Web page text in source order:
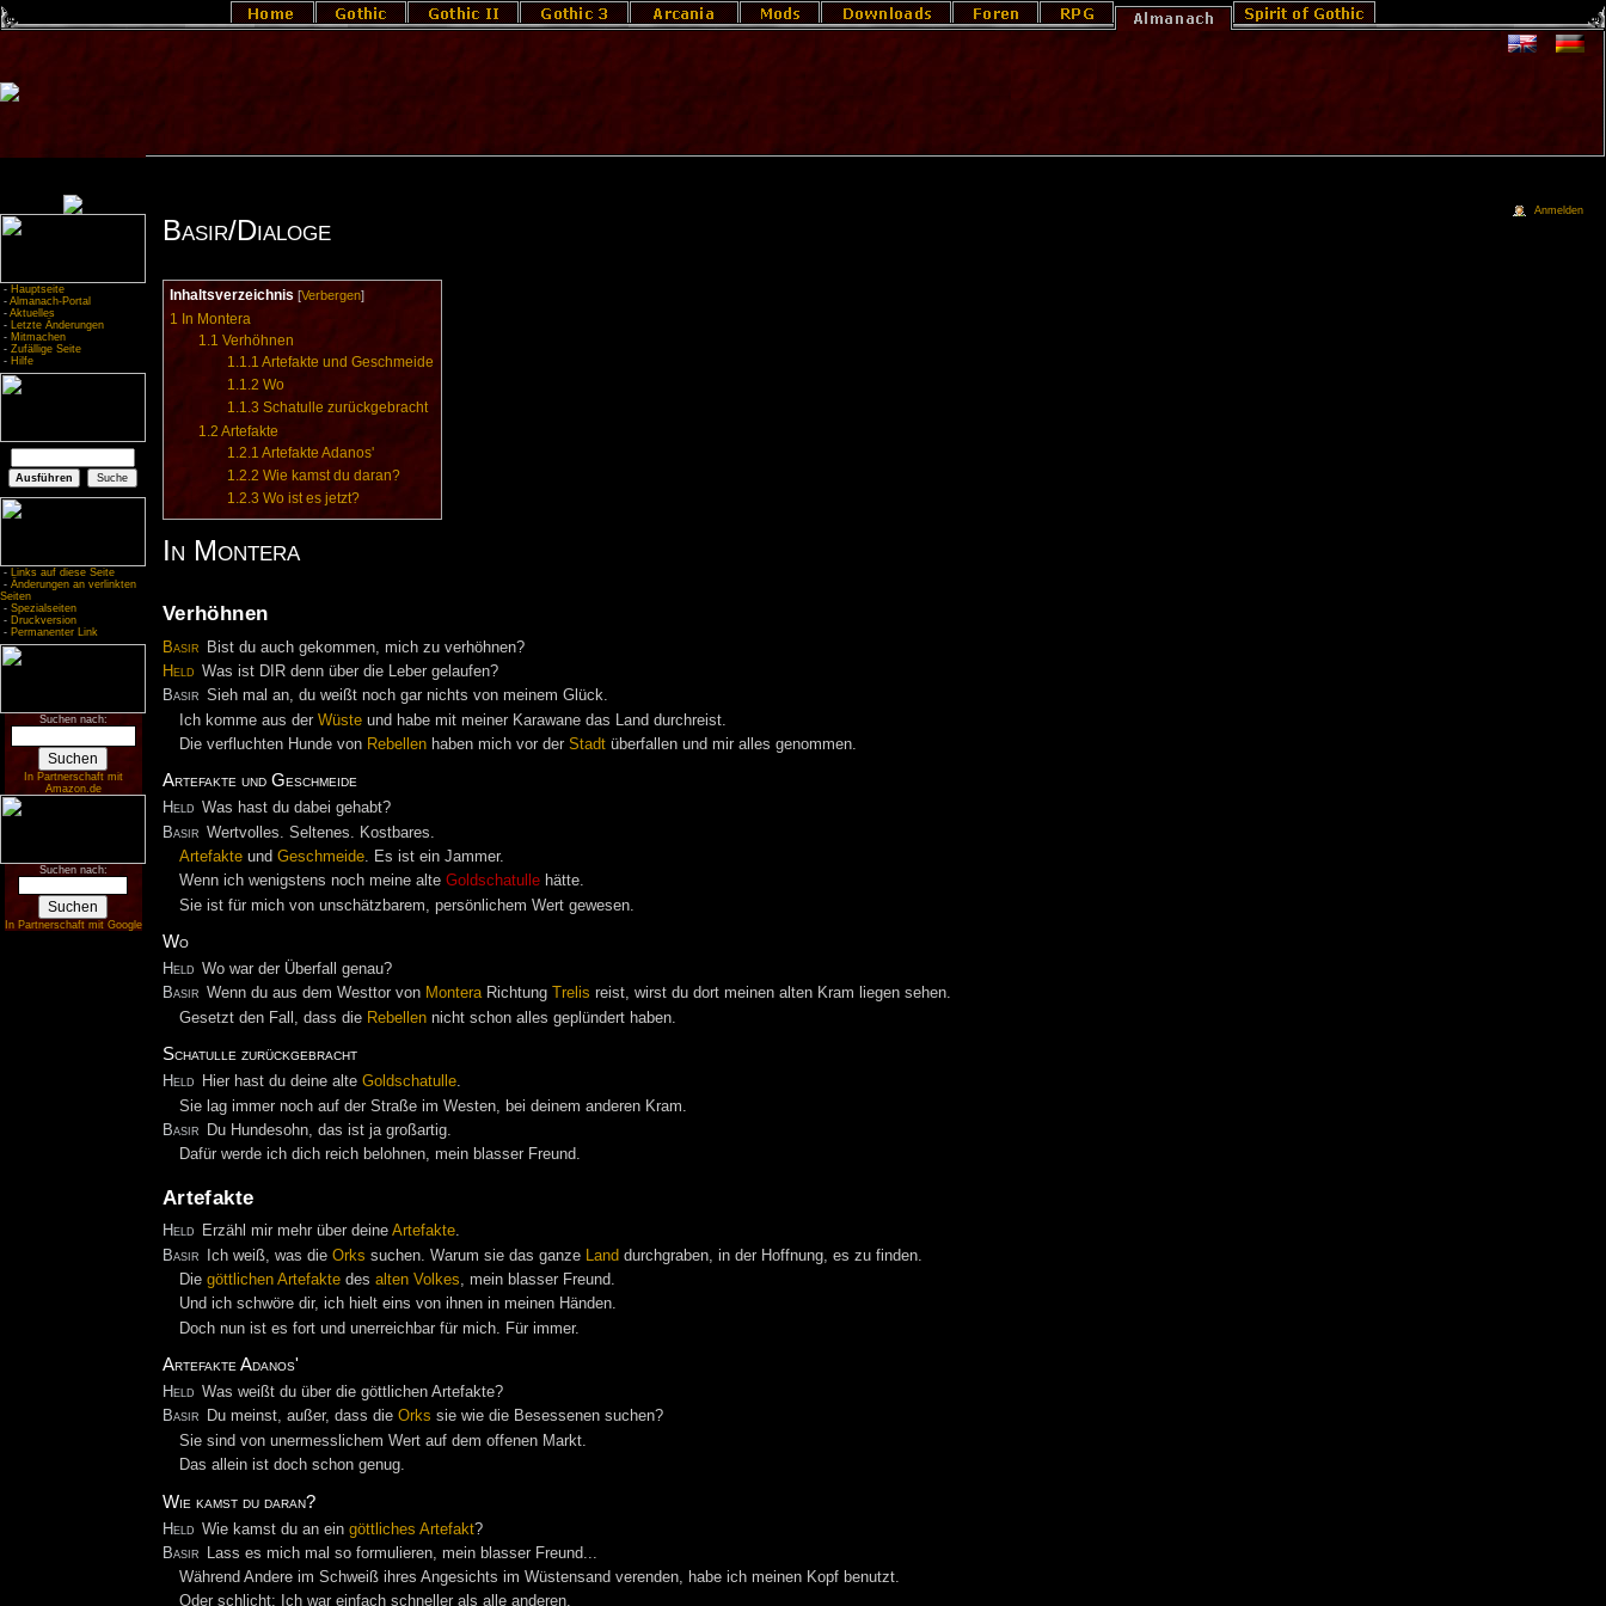
- Hauptseite
- Almanach-Portal
- Aktuelles
- Letzte Änderungen
- Mitmachen
- Zufällige Seite
- Hilfe
- Links auf diese Seite
- Änderungen an verlinkten
Seiten
- Spezialseiten
- Druckversion
- Permanenter Link
Suchen nach:
In Partnerschaft mit
Amazon.de
Suchen nach:
In Partnerschaft mit Google
Basir/Dialoge
Inhaltsverzeichnis [Verbergen]
1 In Montera
1.1 Verhöhnen
1.1.1 Artefakte und Geschmeide
1.1.2 Wo
1.1.3 Schatulle zurückgebracht
1.2 Artefakte
1.2.1 Artefakte Adanos'
1.2.2 Wie kamst du daran?
1.2.3 Wo ist es jetzt?
In Montera
Verhöhnen
Basir
Bist du auch gekommen, mich zu verhöhnen?
Held Was ist DIR denn über die Leber gelaufen?
Basir Sieh mal an, du weißt noch gar nichts von meinem Glück.
Ich komme aus der Wüsteund habe mit meiner Karawane das Land durchreist.
Die verfluchten Hunde von Rebellenhaben mich vor der Stadtüberfallen und mir alles genommen.
Artefakte und Geschmeide
Held Was hast du dabei gehabt?
Basir Wertvolles. Seltenes. Kostbares.
Artefakteund Geschmeide. Es ist ein Jammer.
Wenn ich wenigstens noch meine alte Goldschatullehätte.
Sie ist für mich von unschätzbarem, persönlichem Wert gewesen.
Wo
Held Wo war der Überfall genau?
Basir Wenn du aus dem Westtor von MonteraRichtung Trelis reist, wirst du dort meinen alten Kram liegen sehen.
Gesetzt den Fall, dass die Rebellennicht schon alles geplündert haben.
Schatulle zurückgebracht
Held Hier hast du deine alteGoldschatulle.
Sie lag immer noch auf der Straße im Westen, bei deinem anderen Kram.
Basir
Du Hundesohn, das ist ja großartig.
Dafür werde ich dich reich belohnen, mein blasser Freund.
Artefakte
Held Erzähl mir mehr über deineArtefakte.
Basir
Ich weiß, was dieOrks suchen. Warum sie das ganze Land durchgraben, in der Hoffnung, es zu finden.
Die göttlichen Artefaktedes alten Volkes, mein blasser Freund.
Und ich schwöre dir, ich hielt eins von ihnen in meinen Händen.
Doch nun ist es fort und unerreichbar für mich. Für immer.
Artefakte Adanos'
Held Was weißt du über die göttlichen Artefakte?
Basir
Du meinst, außer, dass dieOrks sie wie die Besessenen suchen?
Sie sind von unermesslichem Wert auf dem offenen Markt.
Das allein ist doch schon genug.
Wie kamst du daran?
Held Wie kamst du an eingöttliches Artefakt?
Basir
Lass es mich mal so formulieren, mein blasser Freund...
Während Andere im Schweiß ihres Angesichts im Wüstensand verenden, habe ich meinen Kopf benutzt.
Oder schlicht: Ich war einfach schneller als alle anderen.
Anmelden